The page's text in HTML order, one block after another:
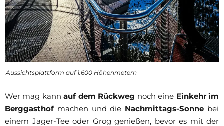
Aussichtsplattform auf 1.600 Höhenmetern
Wer mag kannauf dem Rückweg noch eine Einkehr im
Berggasthofmachen und die Nachmittags-Sonne bei
einem Jager-Tee oder Grog genießen, bevor es mit der